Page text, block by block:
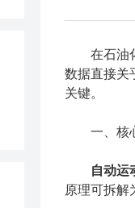
在石油化
数据直接关
关键。
一、核
自动运
原理可拆解